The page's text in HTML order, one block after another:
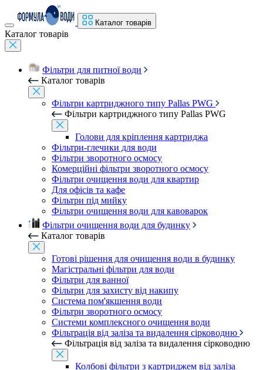
Каталог товарів
Каталог товарів
Фільтри для питної води
Каталог товарів
Фільтри картриджного типу Pallas PWG
Фільтри картриджного типу Pallas PWG
Голови для кріплення картриджа
Фільтри-глечики для води
Фільтри зворотного осмосу
Комерційні фільтри зворотного осмосу
Фільтри очищення води для квартир
Для офісів та кафе
Фільтри під мийку
Фільтри очищення води для кавоварок
Фільтри очищення води для будинку
Каталог товарів
Готові рішення для очищення води в будинку
Магістральні фільтри для води
Фільтри для ванної
Фільтри для захисту від накипу
Система пом'якшення води
Фільтри зворотного осмосу
Системи комплексного очищення води
Фільтрація від заліза та видалення сірководню
Фільтрація від заліза та видалення сірководню
Колбові фільтри з картриджем від заліза